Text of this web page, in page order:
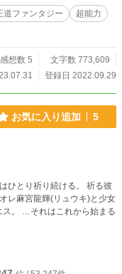
った伊介天成は、異世界で
道ファンタジー
超能力
感想数 5
文字数 773,609
登録日 2022.09.29
お気に入り追加 5
ひとり祈り続ける。 祈る彼
レ麻宮龍輝(リュウキ)と少女
まる